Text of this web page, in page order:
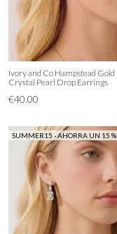
Ivory and Co Hampstead Gold
Crystal Pearl Drop Earrings
€40.00
SUMMER15 - AHORRA UN 15 %